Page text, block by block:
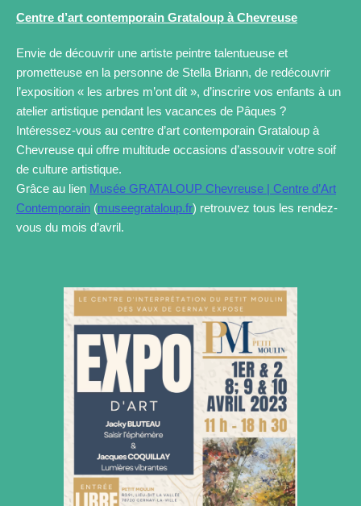
Centre d’art contemporain Grataloup à Chevreuse
Envie de découvrir une artiste peintre talentueuse et
prometteuse en la personne de Stella Briann, de redécouvrir
l’exposition « les arbres m’ont dit », d’inscrire vos enfants à un
atelier artistique pendant les vacances de Pâques ?
Intéressez-vous au centre d’art contemporain Grataloup à
Chevreuse qui offre multitude occasions d’assouvir votre soif
de culture artistique.
Grâce au lien Musée GRATALOUP Chevreuse | Centre d’Art
Contemporain (museegrataloup.fr) retrouvez tous les rendez-
vous du mois d’avril.